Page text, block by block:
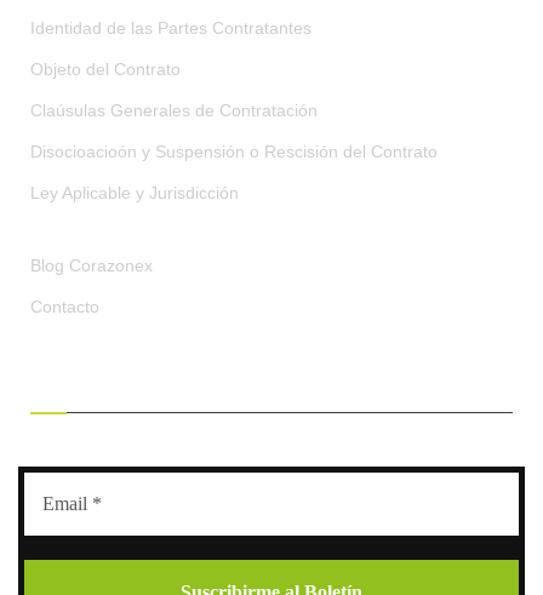
Identidad de las Partes Contratantes
Objeto del Contrato
Claúsulas Generales de Contratación
Disocioacioón y Suspensión o Rescisión del Contrato
Ley Aplicable y Jurisdicción
Blog Corazonex
Contacto